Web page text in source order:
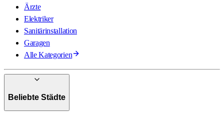
Ärzte
Elektriker
Sanitärinstallation
Garagen
Alle Kategorien
Beliebte Städte